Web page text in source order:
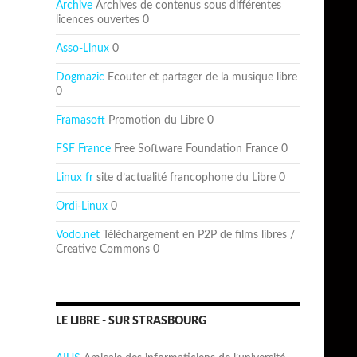
Archive Archives de contenus sous différentes
licences ouvertes 0
Asso-Linux 0
Dogmazic Ecouter et partager de la musique libre
0
Framasoft Promotion du Libre 0
FSF France Free Software Foundation France 0
Linux fr site d’actualité francophone du Libre 0
Ordi-Linux 0
Vodo.net Téléchargement en P2P de films libres /
Creative Commons 0
LE LIBRE - SUR STRASBOURG